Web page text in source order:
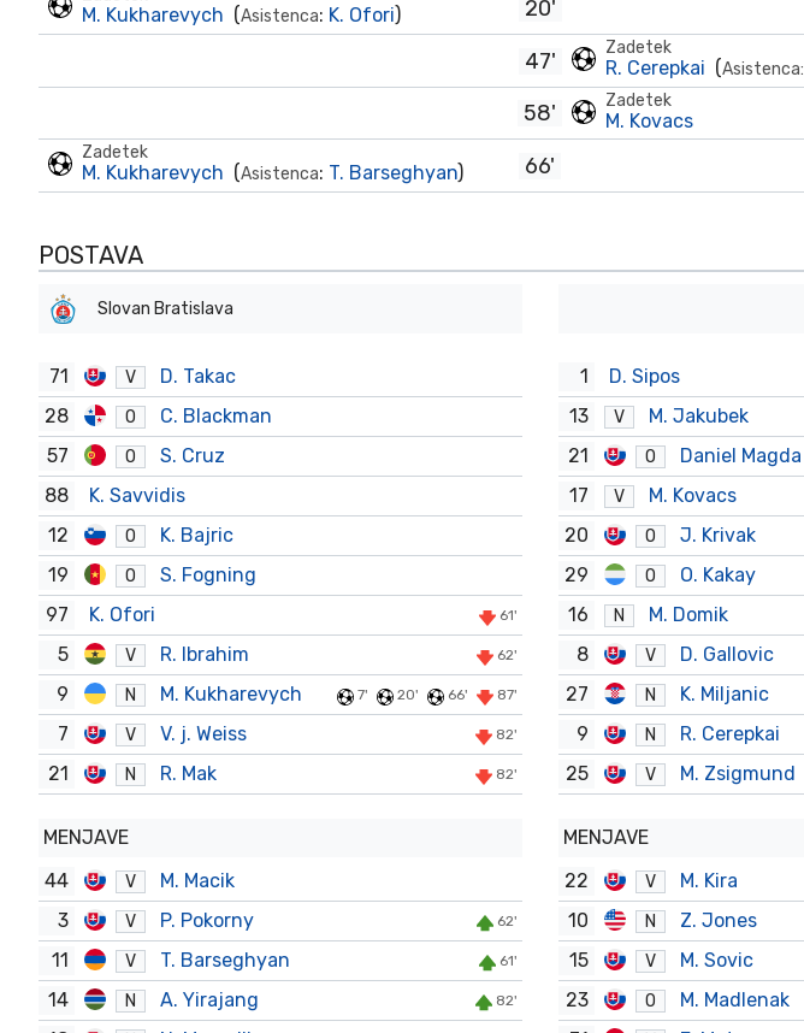
M. Kukharevych (Asistenca: K. Ofori)
20'
47'
Zadetek
R. Cerepkai (Asistenca:
58' Zadetek
M. Kovacs
Zadetek
M. Kukharevych (Asistenca: T. Barseghyan) 66'
POSTAVA
Slovan Bratislava
71 V
D. Takac
28
O
C. Blackman
57
O
S. Cruz
88
K. Savvidis
12
O
K. Bajric
19
O
S. Fogning
97
K. Ofori 61'
5 V R. Ibrahim 62'
9 N M. Kukharevych 7' 20' 66' 87'
7 V V. j. Weiss 82'
21 N R. Mak 82'
MENJAVE
44
V
M. Macik
3
V P. Pokorny 62'
11 V T. Barseghyan 61'
14 N A. Yirajang 82'
1
D. Sipos
13
V
M. Jakubek
21
O
Daniel Magda
17
V M. Kovacs
20 O
J. Krivak
29
O
O. Kakay
16
N M. Domik
8 V
D. Gallovic
27
N K. Miljanic
9 N R. Cerepkai
25 V M. Zsigmund
MENJAVE
22
V
M. Kira
10
N Z. Jones
15 V M. Sovic
23 O M. Madlenak